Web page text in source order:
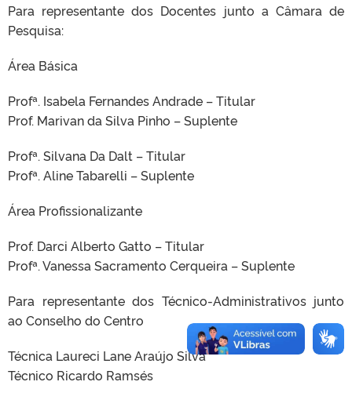
Para representante dos Docentes junto a Câmara de
Pesquisa:
Área Básica
Profª. Isabela Fernandes Andrade – Titular
Prof. Marivan da Silva Pinho – Suplente
Profª. Silvana Da Dalt – Titular
Profª. Aline Tabarelli – Suplente
Área Profissionalizante
Prof. Darci Alberto Gatto – Titular
Profª. Vanessa Sacramento Cerqueira – Suplente
Para representante dos Técnico-Administrativos junto
ao Conselho do Centro
Técnica Laureci Lane Araújo Silva
Técnico Ricardo Ramsés